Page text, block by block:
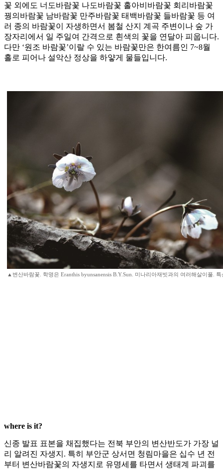
꽃 외에도 너도바람꽃 나도바람꽃 홀아비바람꽃 회리바람꽃
꿩의바람꽃 남바람꽃 만주바람꽃 태백바람꽃 들바람꽃 등 여
러 종의 바람꽃이 자생하면서 봄철 산지 계곡 주변이나 숲 가
장자리에서 일 주일여 간격으로 흰색의 꽃을 연달아 피웁니다.
다만 ‘원조 바람꽃’이랄 수 있는 바람꽃만은 한여름인 7~8월
홀로 피어나 설악산 정상을 하얗게 물들입니다.
▲변산바람꽃. 학명은 Eranthis byunsanensis B.Y.Sun. 미나리아재빗과의 여러해살이풀. 특
where is it?
신종 발표 표본을 채집했다는 전북 부안의 변산반도가 가장 널
리 알려진 자생지. 특히 부안군 상서면 청림마을은 십수 년 전
부터 변산바람꽃의 자생지로 유명세를 타면서 생태계 파괴를